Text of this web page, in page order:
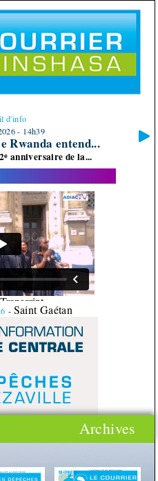
d'info
- 11h17
: 400 mètres de...
Noire où se construit...
- Saint Gaétan
Archives